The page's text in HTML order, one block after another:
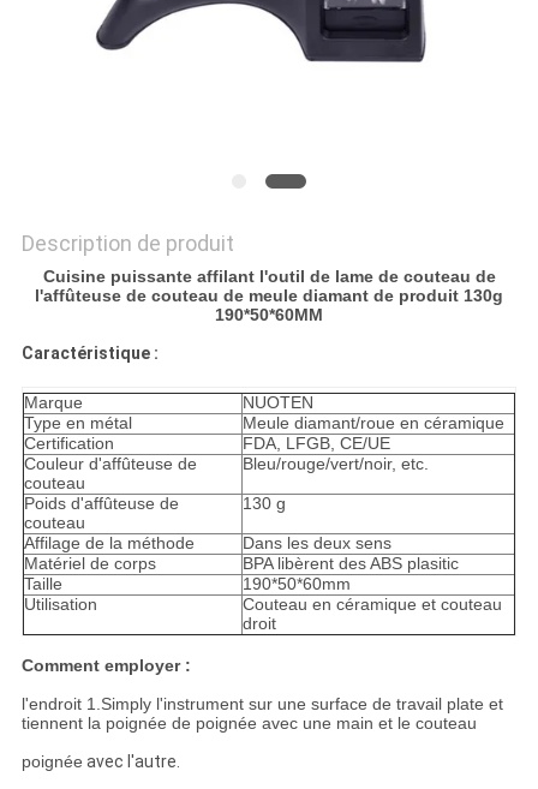
DEMANDEZ
SITE
PRIVACY
Description de produit
Cuisine puissante affilant l'outil de lame de couteau de
l'affûteuse de couteau de meule diamant de produit 130g
190*50*60MM
Caractéristique :
Marque
NUOTEN
Type en métal
Meule diamant/roue en céramique
Certification
FDA, LFGB, CE/UE
Couleur d'affûteuse de
couteau
Bleu/rouge/vert/noir, etc.
Poids d'affûteuse de
couteau
130 g
Affilage de la méthode
Dans les deux sens
Matériel de corps
BPA libèrent des ABS plasitic
Taille
190*50*60mm
Utilisation
Couteau en céramique et couteau
droit
Comment employer :
l'endroit 1.Simply l'instrument sur une surface de travail plate et
tiennent la poignée de poignée avec une main et le couteau
poignée avec l'autre.